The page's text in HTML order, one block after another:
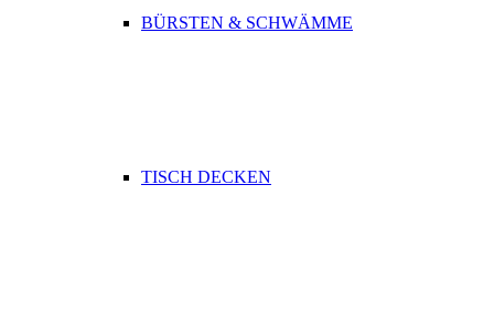
BÜRSTEN & SCHWÄMME
TISCH DECKEN